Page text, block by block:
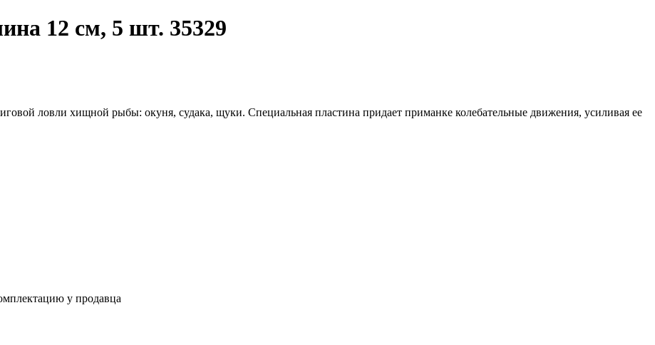
12 см, 5 шт. 35329
ловли хищной рыбы: окуня, судака, щуки. Специальная пластина придает приманке колебательные движения, усиливая ее
у продавца